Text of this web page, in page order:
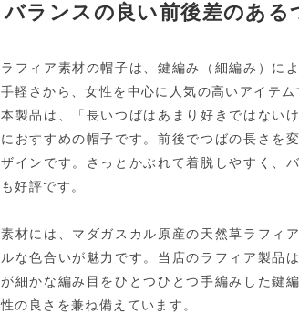
バランスの良い前後差のあ
ラフィア素材の帽子は、鍵編み（細編み）に
手軽さから、女性を中心に人気の高いアイテム
本製品は、「長いつばはあまり好きではない
におすすめの帽子です。前後でつばの長さを
ザインです。さっとかぶれて着脱しやすく、
も好評です。
素材には、マダガスカル原産の天然草ラフィ
ルな色合いが魅力です。当店のラフィア製品
が細かな編み目をひとつひとつ手編みした鍵
性の良さを兼ね備えています。